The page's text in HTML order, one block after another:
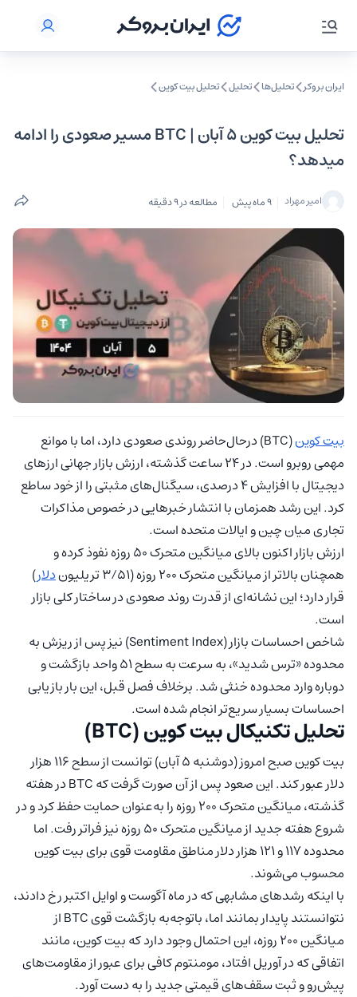
ایران بروکر تحلیل‌ها تحلیل‌ تحلیل بیت کوین
تحلیل بیت کوین ۵ آبان | BTC مسیر صعودی را ادامه
میدهد؟
امیر مهراد 9 ماه پیش مطالعه در 9 دقیقه
بیت کوین
(BTC) درحال‌حاضر روندی صعودی دارد، اما با موانع
مهمی روبرو است. در ۲۴ ساعت گذشته، ارزش بازار جهانی ارزهای
دیجیتال با افزایش ۴ درصدی، سیگنال‌های مثبتی را از خود ساطع
کرد. این رشد همزمان با انتشار خبرهایی در خصوص مذاکرات
تجاری میان چین و ایالات متحده است.
ارزش بازار اکنون بالای میانگین متحرک ۵۰ روزه نفوذ کرده و
همچنان بالاتر از میانگین متحرک ۲۰۰ روزه (۳/۵۱ تریلیون
دلار)
قرار دارد؛ این نشانه‌ای از قدرت روند صعودی در ساختار کلی بازار
است.
شاخص احساسات بازار (Sentiment Index) نیز پس از ریزش به
محدوده «ترس شدید»، به سرعت به سطح ۵۱ واحد بازگشت و
دوباره وارد محدوده خنثی شد. برخلاف فصل قبل، این بار بازیابی
احساسات بسیار سریع‌تر انجام شده است.
تحلیل تکنیکال بیت کوین (BTC)
بیت کوین صبح امروز (دوشنبه ۵ آبان) توانست از سطح ۱۱۶ هزار
دلار عبور کند. این صعود پس از آن صورت گرفت که BTC در هفته
گذشته، میانگین متحرک ۲۰۰ روزه را به‌عنوان حمایت حفظ کرد و در
شروع هفته جدید از میانگین متحرک ۵۰ روزه نیز فراتر رفت. اما
محدوده ۱۱۷ و ۱۲۱ هزار دلار مناطق مقاومت قوی برای بیت کوین
محسوب می‌شوند.
با اینکه رشدهای مشابهی که در ماه آگوست و اوایل اکتبر رخ دادند،
نتوانستند پایدار بمانند اما، باتوجه‌به بازگشت قوی BTC از
میانگین ۲۰۰ روزه، این احتمال وجود دارد که بیت کوین، مانند
اتفاقی که در آوریل افتاد، مومنتوم کافی برای عبور از مقاومت‌های
پیش‌رو و ثبت سقف‌های قیمتی جدید را به دست آورد.